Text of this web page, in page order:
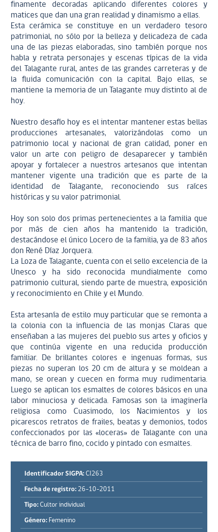
finamente decoradas aplicando diferentes colores y
matices que dan una gran realidad y dinamismo a ellas.
Esta cerámica se constituye en un verdadero tesoro
patrimonial, no sólo por la belleza y delicadeza de cada
una de las piezas elaboradas, sino también porque nos
habla y retrata personajes y escenas típicas de la vida
del Talagante rural, antes de las grandes carreteras y de
la fluida comunicación con la capital. Bajo ellas, se
mantiene la memoria de un Talagante muy distinto al de
hoy.
Nuestro desafío hoy es el intentar mantener estas bellas
producciones artesanales, valorizándolas como un
patrimonio local y nacional de gran calidad, poner en
valor un arte con peligro de desaparecer y también
apoyar y fortalecer a nuestros artesanos que intentan
mantener vigente una tradición que es parte de la
identidad de Talagante, reconociendo sus raíces
históricas y su valor patrimonial.
Hoy son solo dos primas pertenecientes a la familia que
por más de cien años ha mantenido la tradición,
destacándose el único Locero de la familia, ya de 83 años
don René Díaz Jorquera.
La Loza de Talagante, cuenta con el sello excelencia de la
Unesco y ha sido reconocida mundialmente como
patrimonio cultural, siendo parte de muestra, exposición
y reconocimiento en Chile y el Mundo.
Esta artesanía de estilo muy particular que se remonta a
la colonia con la influencia de las monjas Claras que
enseñaban a las mujeres del pueblo sus artes y oficios y
que continúa vigente en una reducida producción
familiar. De brillantes colores e ingenuas formas, sus
piezas no superan los 20 cm de altura y se moldean a
mano, se orean y cuecen en forma muy rudimentaria.
Luego se aplican los esmaltes de colores básicos en una
labor minuciosa y delicada. Famosas son la imaginería
religiosa como Cuasimodo, los Nacimientos y los
picarescos retratos de frailes, beatas y demonios, todos
confeccionados por las «loceras» de Talagante con una
técnica de barro fino, cocido y pintado con esmaltes.
Identificador SIGPA: CI263
Fecha de registro: 26-10-2011
Tipo: Cultor individual
Género: Femenino